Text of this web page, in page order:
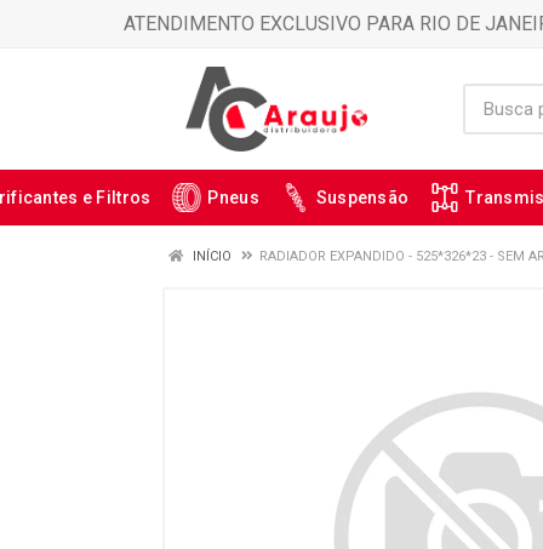
ATENDIMENTO EXCLUSIVO PARA RIO DE
e Filtros Pneus Suspensão
INÍCIO RADIADOR EXPANDIDO - 525*326*23 - SEM